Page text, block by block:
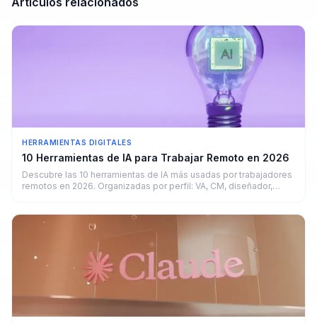
HERRAMIENTAS DIGITALES
10 Herramientas de IA para Trabajar Remoto en 2026
Descubre las 10 herramientas de IA más usadas por trabajadores
remotos en 2026. Organizadas por perfil: VA, CM, diseñador,